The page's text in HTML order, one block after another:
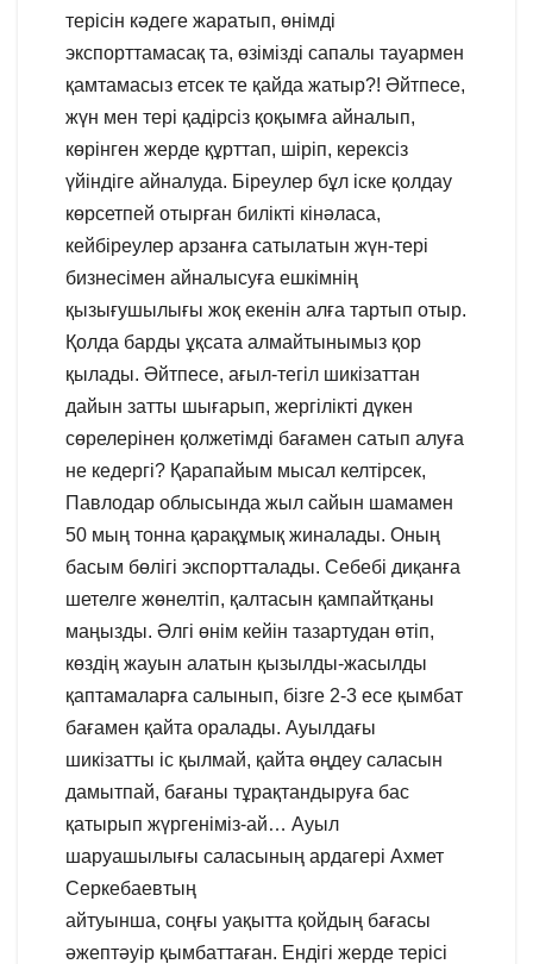
терісін кәдеге жаратып, өнімді
экспорттамасақ та, өзімізді сапалы тауармен
қамтамасыз етсек те қайда жатыр?! Әйтпесе,
жүн мен тері қадірсіз қоқымға айналып,
көрінген жерде құрттап, шіріп, керексіз
үйіндіге айналуда. Біреулер бұл іске қолдау
көрсетпей отырған билікті кінәласа,
кейбіреулер арзанға сатылатын жүн-тері
бизнесімен айналысуға ешкімнің
қызығушылығы жоқ екенін алға тартып отыр.
Қолда барды ұқсата алмайтынымыз қор
қылады. Әйтпесе, ағыл-тегіл шикізаттан
дайын затты шығарып, жергілікті дүкен
сөрелерінен қолжетімді бағамен сатып алуға
не кедергі? Қарапайым мысал келтірсек,
Павлодар облысында жыл сайын шамамен
50 мың тонна қарақұмық жиналады. Оның
басым бөлігі экспортталады. Себебі диқанға
шетелге жөнелтіп, қалтасын қампайтқаны
маңызды. Әлгі өнім кейін тазартудан өтіп,
көздің жауын алатын қызылды-жасылды
қаптамаларға салынып, бізге 2-3 есе қымбат
бағамен қайта оралады. Ауылдағы
шикізатты іс қылмай, қайта өңдеу саласын
дамытпай, бағаны тұрақтандыруға бас
қатырып жүргеніміз-ай… Ауыл
шаруашылығы саласының ардагері Ахмет
Серкебаевтың
айтуынша, соңғы уақытта қойдың бағасы
әжептәуір қымбаттаған. Ендігі жерде терісі